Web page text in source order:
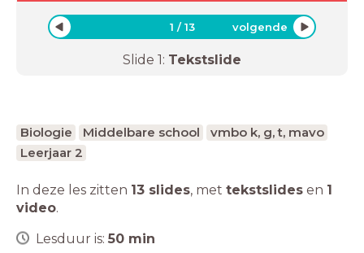
1 /13 volgende
Slide 1: Tekstslide
Biologie Middelbare school
vmbo k, g, t, mavo
Leerjaar 2
In deze les zitten 13 slides, met tekstslides en 1
video.
Lesduur is: 50 min